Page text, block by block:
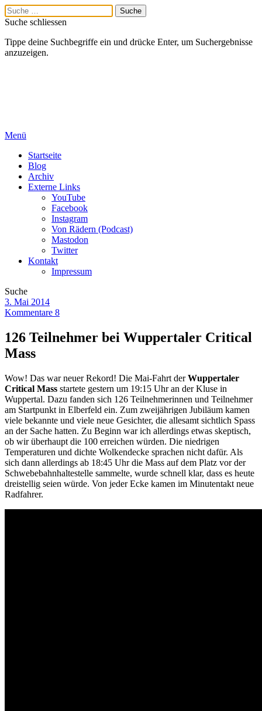
Suche schliessen
Tippe deine Suchbegriffe ein und drücke Enter, um Suchergebnisse
anzuzeigen.
Menü
Startseite
Blog
Archiv
Externe Links
YouTube
Facebook
Instagram
Von Rädern (Podcast)
Mastodon
Twitter
Kontakt
Impressum
Suche
3. Mai 2014
Kommentare 8
126 Teilnehmer bei Wuppertaler Critical
Mass
Wow! Das war neuer Rekord! Die Mai-Fahrt derWuppertaler
Critical Mass startete gestern um 19:15 Uhr an der Kluse in
Wuppertal. Dazu fanden sich 126 Teilnehmerinnen und Teilnehmer
am Startpunkt in Elberfeld ein. Zum zweijährigen Jubiläum kamen
viele bekannte und viele neue Gesichter, die allesamt sichtlich Spass
an der Sache hatten. Zu Beginn war ich allerdings etwas skeptisch,
ob wir überhaupt die 100 erreichen würden. Die niedrigen
Temperaturen und dichte Wolkendecke sprachen nicht dafür. Als
sich dann allerdings ab 18:45 Uhr die Mass auf dem Platz vor der
Schwebebahnhaltestelle sammelte, wurde schnell klar, dass es heute
dreistellig seien würde. Von jeder Ecke kamen im Minutentakt neue
Radfahrer.